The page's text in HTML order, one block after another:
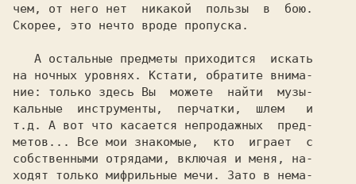
чем, от него нет  никакой  пользы  в  бою.
Скорее, это нечто вроде пропуска.
на ночных уровнях. Кстати, обратите внима-
ние: только здесь Вы  можете  найти  музы-
кальные  инструменты,  перчатки,  шлем   и
т.д. А вот что касается непродажных  пред-
метов... Все мои знакомые,  кто  играет  с
собственными отрядами, включая и меня, на-
ходят только мифрильные мечи. Зато в нема-